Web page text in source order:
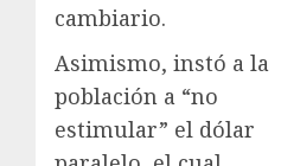
cambiario.
Asimismo, instó a la
población a “no
estimular” el dólar